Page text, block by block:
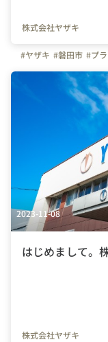
株式会社ヤザキ
#ヤザキ #磐田市 #プ
2023-11-08
はじめまして。
株式会社ヤザキ